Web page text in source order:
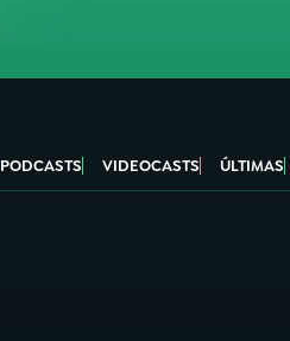
PODCASTS VIDEOCASTS ÚLTIMAS